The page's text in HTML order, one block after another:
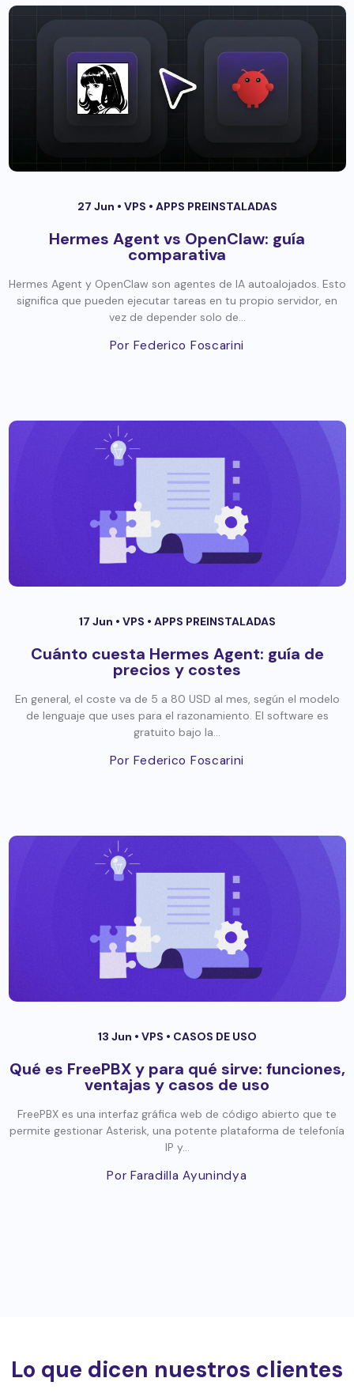
27 Jun • VPS • APPS PREINSTALADAS
Hermes Agent vs OpenClaw: guía
comparativa
Hermes Agent y OpenClaw son agentes de IA autoalojados. Esto
significa que pueden ejecutar tareas en tu propio servidor, en
vez de depender solo de...
Por Federico Foscarini
17 Jun • VPS • APPS PREINSTALADAS
Cuánto cuesta Hermes Agent: guía de
precios y costes
En general, el coste va de 5 a 80 USD al mes, según el modelo
de lenguaje que uses para el razonamiento. El software es
gratuito bajo la...
Por Federico Foscarini
13 Jun • VPS • CASOS DE USO
Qué es FreePBX y para qué sirve: funciones,
ventajas y casos de uso
FreePBX es una interfaz gráfica web de código abierto que te
permite gestionar Asterisk, una potente plataforma de telefonía
IP y...
Por Faradilla Ayunindya
Lo que dicen nuestros clientes